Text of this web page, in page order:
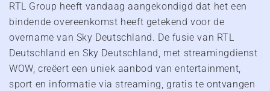
RTL Group heeft vandaag aangekondigd dat het een
bindende overeenkomst heeft getekend voor de
overname van Sky Deutschland. De fusie van RTL
Deutschland en Sky Deutschland, met streamingdienst
WOW, creëert een uniek aanbod van entertainment,
sport en informatie via streaming, gratis te ontvangen